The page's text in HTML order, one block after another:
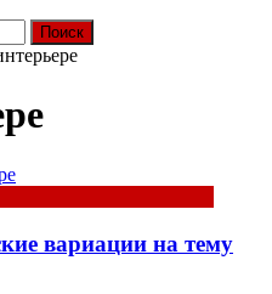
вариации на тему